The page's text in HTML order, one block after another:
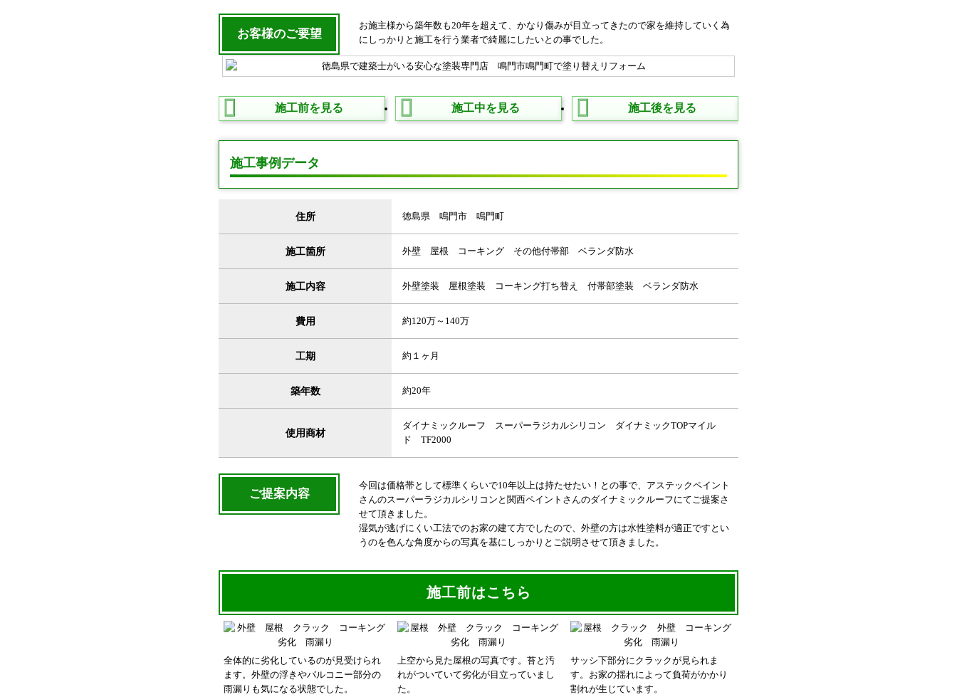
お客様のご要望
お施主様から築年数も20年を超えて、かなり傷みが目立ってきたので家を維持していく為
にしっかりと施工を行う業者で綺麗にしたいとの事でした。
施工前を見る 施工中を見る 施工後を見る
施工事例データ
住所 徳島県 鳴門市 鳴門町
施工箇所 外壁 屋根 コーキング その他付帯部 ベランダ防水
施工内容 外壁塗装 屋根塗装 コーキング打ち替え 付帯部塗装 ベランダ防水
費用 約120万～140万
工期 約１ヶ月
築年数 約20年
使用商材
ダイナミックルーフ スーパーラジカルシリコン ダイナミックTOPマイル
ド TF2000
ご提案内容
今回は価格帯として標準くらいで10年以上は持たせたい！との事で、アステックペイント
さんのスーパーラジカルシリコンと関西ペイントさんのダイナミックルーフにてご提案さ
せて頂きました。
湿気が逃げにくい工法でのお家の建て方でしたので、外壁の方は水性塗料が適正ですとい
うのを色んな角度からの写真を基にしっかりとご説明させて頂きました。
施工前はこちら
全体的に劣化しているのが見受けられ
ます。外壁の浮きやバルコニー部分の
雨漏りも気になる状態でした。
上空から見た屋根の写真です。苔と汚
れがついていて劣化が目立っていまし
た。
サッシ下部分にクラックが見られま
す。お家の揺れによって負荷がかかり
割れが生じています。